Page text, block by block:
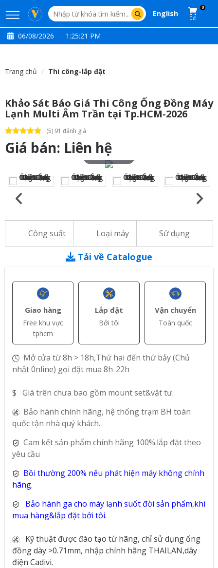
English
0
0đ
06/08/2026 1:25:22 PM
Trang chủ Thi công-lắp đặt
Khảo Sát Báo Giá Thi Công Ống Đồng Máy
Lạnh Multi Âm Trần tại Tp.HCM-2026
(5) 91 đánh giá
Giá bán: Liên hệ
Touch to zoom
Công suất Loại máy Sử dụng
Tải về Catalogue
Giao hàng
Free khu vực
tphcm
Lắp đặt
Bởi tôi
Vận chuyển
Toàn quốc
Mở cửa từ 8h > 18h,Thứ hai đến thứ bảy (Chủ
nhật 0nline) gọi đặt mua 8h-22h
$ Giá trên chưa bao gồm mount set&vật tư.
Bảo hành chính hãng, hệ thống trạm BH toàn
quốc tận nhà quý khách.
Cam kết sản phẩm chính hãng 100%.lắp đặt theo
yêu cầu
Bồi thường 200% nếu phát hiện máy không chính
hãng.
Bảo hành ga cho máy lạnh suốt đời sản phẩm,khi
mua hàng&lắp đặt bởi tôi.
Kỹ thuật được đào tạo từ hãng, chỉ sử dụng ống
đồng dày >0.71mm, nhập chính hãng THAILAN,dây
điện Cadivi.